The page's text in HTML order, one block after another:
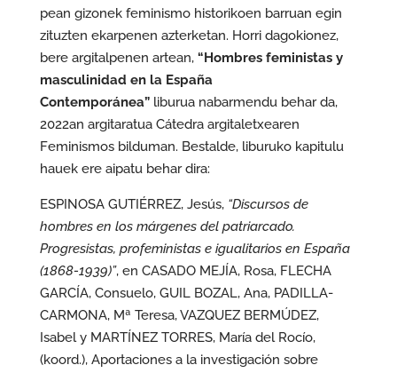
pean gizonek feminismo historikoen barruan egin
zituzten ekarpenen azterketan. Horri dagokionez,
bere argitalpenen artean, “Hombres feministas y
masculinidad en la España
Contemporánea”liburua nabarmendu behar da,
2022an argitaratua Cátedra argitaletxearen
Feminismos bilduman. Bestalde, liburuko kapitulu
hauek ere aipatu behar dira:
ESPINOSA GUTIÉRREZ, Jesús,“Discursos de
hombres en los márgenes del patriarcado.
Progresistas, profeministas e igualitarios en España
(1868-1939)”, en CASADO MEJÍA, Rosa, FLECHA
GARCÍA, Consuelo, GUIL BOZAL, Ana, PADILLA-
CARMONA, Mª Teresa, VAZQUEZ BERMÚDEZ,
Isabel y MARTÍNEZ TORRES, María del Rocío,
(koord.), Aportaciones a la investigación sobre